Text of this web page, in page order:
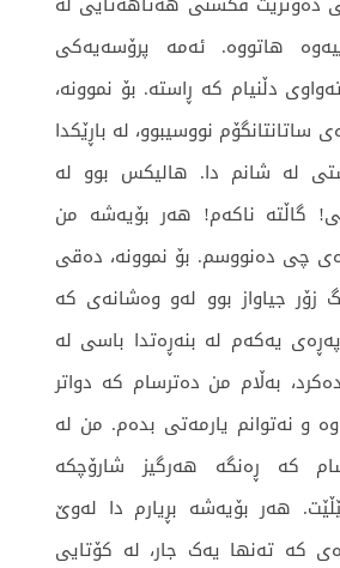
هاتووە. ئەمە پرۆسەیەکی
دڵنیام کە ڕاستە. بۆ نموونە،
نووسیبوو، لە باڕێکدا
لە شانم دا. هالیکس بوو لە
گاڵتە ناکەم! هەر بۆیەشە من
چی دەنووسم. بۆ نموونە، دەقی
جیاواز بوو لەو وەشانەی کە
یەکەم لە بنەڕەتدا باسی لە
بەڵام من دەترسام کە دواتر
و نەتوانم یارمەتی بدەم. من لە
کە ڕەنگە هەرگیز شارۆچکە
هەر بۆیەشە بڕیارم دا لەوێ
کە تەنها یەک جار، لە کۆتایی